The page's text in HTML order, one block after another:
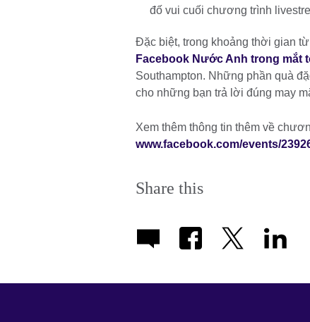
đố vui cuối chương trình
Đặc biệt, trong khoảng thời gian
Facebook Nước Anh trong mắt
Southampton. Những phần quà
cho những bạn trả lời đúng may
Xem thêm thông tin thêm về
www.facebook.com/events/
Share this